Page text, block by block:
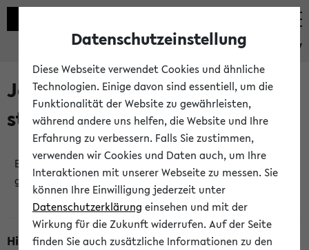
eKVV
Jetzt und in Kürze
stattfindende Veranstaltungen
Es wurden keine jetzt stattfindenden Veranstaltungen
gefunden!
Hinweise zur Liste
Datenschutzeinstellung
Diese Webseite verwendet Cookies und ähnliche
Technologien. Einige davon sind essentiell, um die
Funktionalität der Website zu gewährleisten,
während andere uns helfen, die Website und Ihre
Erfahrung zu verbessern. Falls Sie zustimmen,
verwenden wir Cookies und Daten auch, um Ihre
Interaktionen mit unserer Webseite zu messen. Sie
können Ihre Einwilligung jederzeit unter
Datenschutzerklärung einsehen und mit der
Wirkung für die Zukunft widerrufen. Auf der Seite
finden Sie auch zusätzliche Informationen zu den